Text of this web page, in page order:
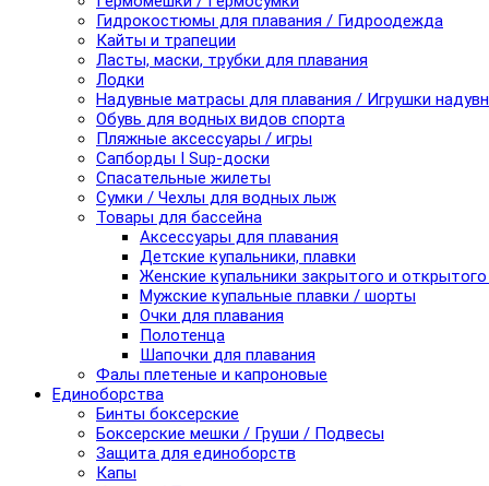
Гидрокостюмы для плавания / Гидроодежда
Кайты и трапеции
Ласты, маски, трубки для плавания
Лодки
Надувные матрасы для плавания / Игрушки
Обувь для водных видов спорта
Пляжные аксессуары / игры
Сапборды I Sup-доски
Спасательные жилеты
Сумки / Чехлы для водных лыж
Товары для бассейна
Аксессуары для плавания
Детские купальники, плавки
Женские купальники закрытого и
Мужские купальные плавки / шорты
Очки для плавания
Полотенца
Шапочки для плавания
Фалы плетеные и капроновые
Единоборства
Бинты боксерские
Боксерские мешки / Груши / Подвесы
Защита для единоборств
Капы